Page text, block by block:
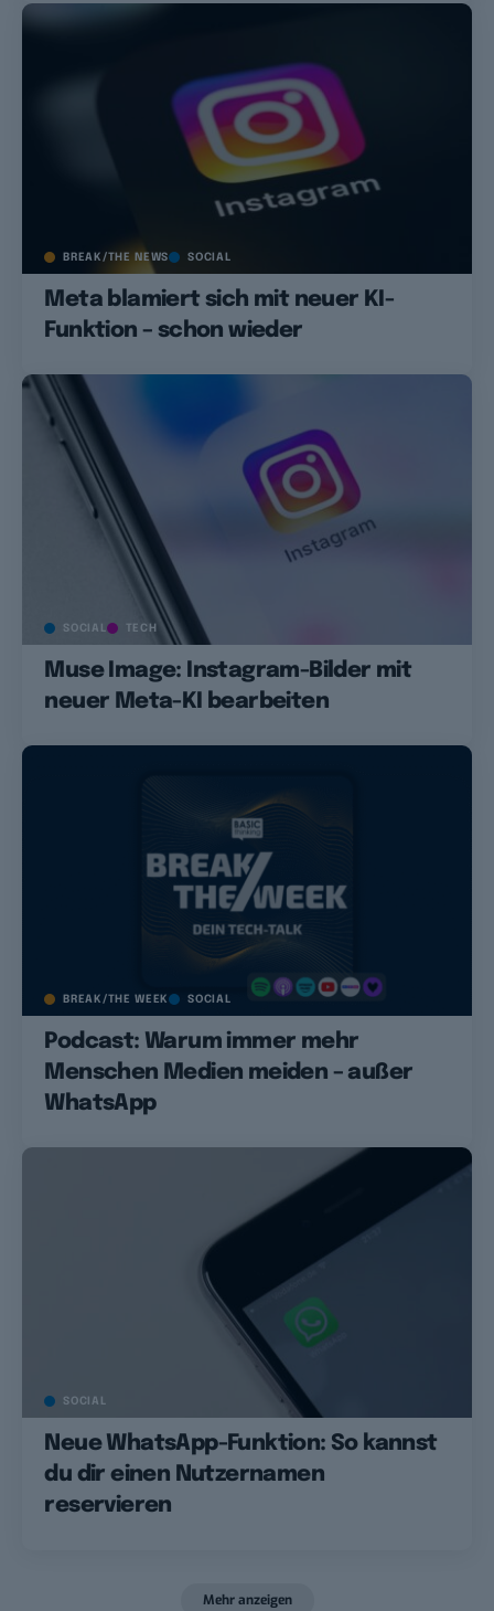
BREAK/THE NEWS SOCIAL
Meta blamiert sich mit neuer KI-
Funktion – schon wieder
SOCIAL TECH
Muse Image: Instagram-Bilder mit
neuer Meta-KI bearbeiten
BREAK/THE WEEK SOCIAL
Podcast: Warum immer mehr
Menschen Medien meiden – außer
WhatsApp
SOCIAL
Neue WhatsApp-Funktion: So kannst
du dir einen Nutzernamen
reservieren
Mehr anzeigen